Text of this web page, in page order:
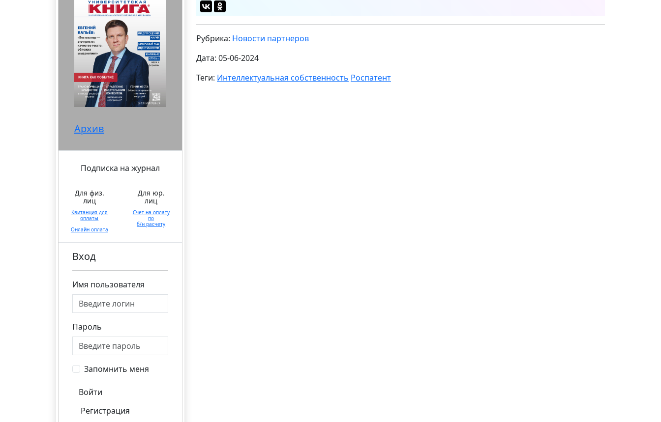
Архив
Подписка на журнал
Для физ.
лиц
Квитанция для
оплаты
Онлайн оплата
Для юр.
лиц
Счет на оплату
по
б/н расчету
Вход
Имя пользователя
Пароль
Запомнить меня
Войти
Регистрация
Рубрика: Новости партнеров
Дата: 05-06-2024
Теги: Интеллектуальная собственность Роспатент